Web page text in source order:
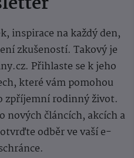
inspirace na každý den,
zkušeností. Takový je
Přihlaste se k jeho
které vám pomohou
zpříjemní rodinný život.
nových článcích, akcích a
odběr ve vaší e-